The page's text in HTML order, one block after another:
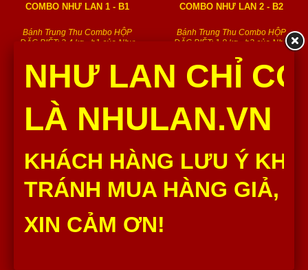
COMBO NHƯ LAN 1 - B1
Bánh Trung Thu Combo HỘP
ĐẶC BIỆT: 2,4 kg - b1 của Như
đặc...
1,130,000 Đ
Số lượng :
Thêm vào giỏ
COMBO NHƯ LAN 2 - B2
Bánh Trung Thu Combo HỘP
ĐẶC BIỆT: 1,8 kg - b2 của Như
đặc...
905,000 Đ
Thêm vào giỏ
NHƯ LAN CHỈ
LÀ NHULAN.VN
KHÁCH HÀNG LƯU Ý
TRÁNH MUA HÀNG GIẢ,
XIN CẢM ƠN!